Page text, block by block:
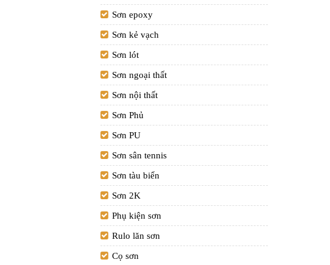
Sơn epoxy
Sơn kẻ vạch
Sơn lót
Sơn ngoại thất
Sơn nội thất
Sơn Phủ
Sơn PU
Sơn sân tennis
Sơn tàu biển
Sơn 2K
Phụ kiện sơn
Rulo lăn sơn
Cọ sơn